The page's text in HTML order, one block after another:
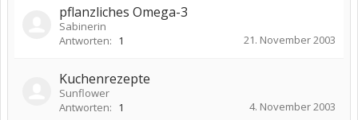
pflanzliches Omega-3
Sabinerin
Antworten: 1 21. November 2003
Kuchenrezepte
Sunflower
Antworten: 1 4. November 2003